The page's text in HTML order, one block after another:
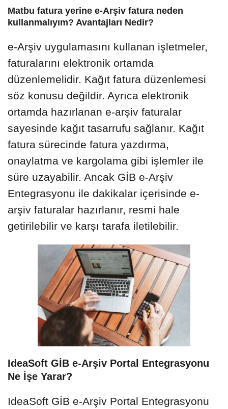
Matbu fatura yerine e-Arşiv fatura neden
kullanmalıyım? Avantajları Nedir?
e-Arşiv uygulamasını kullanan işletmeler,
faturalarını elektronik ortamda
düzenlemelidir. Kağıt fatura düzenlemesi
söz konusu değildir. Ayrıca elektronik
ortamda hazırlanan e-arşiv faturalar
sayesinde kağıt tasarrufu sağlanır. Kağıt
fatura sürecinde fatura yazdırma,
onaylatma ve kargolama gibi işlemler ile
süre uzayabilir. Ancak GİB e-Arşiv
Entegrasyonu ile dakikalar içerisinde e-
arşiv faturalar hazırlanır, resmi hale
getirilebilir ve karşı tarafa iletilebilir.
IdeaSoft GİB e-Arşiv Portal Entegrasyonu
Ne İşe Yarar?
IdeaSoft GİB e-Arşiv Portal Entegrasyonu